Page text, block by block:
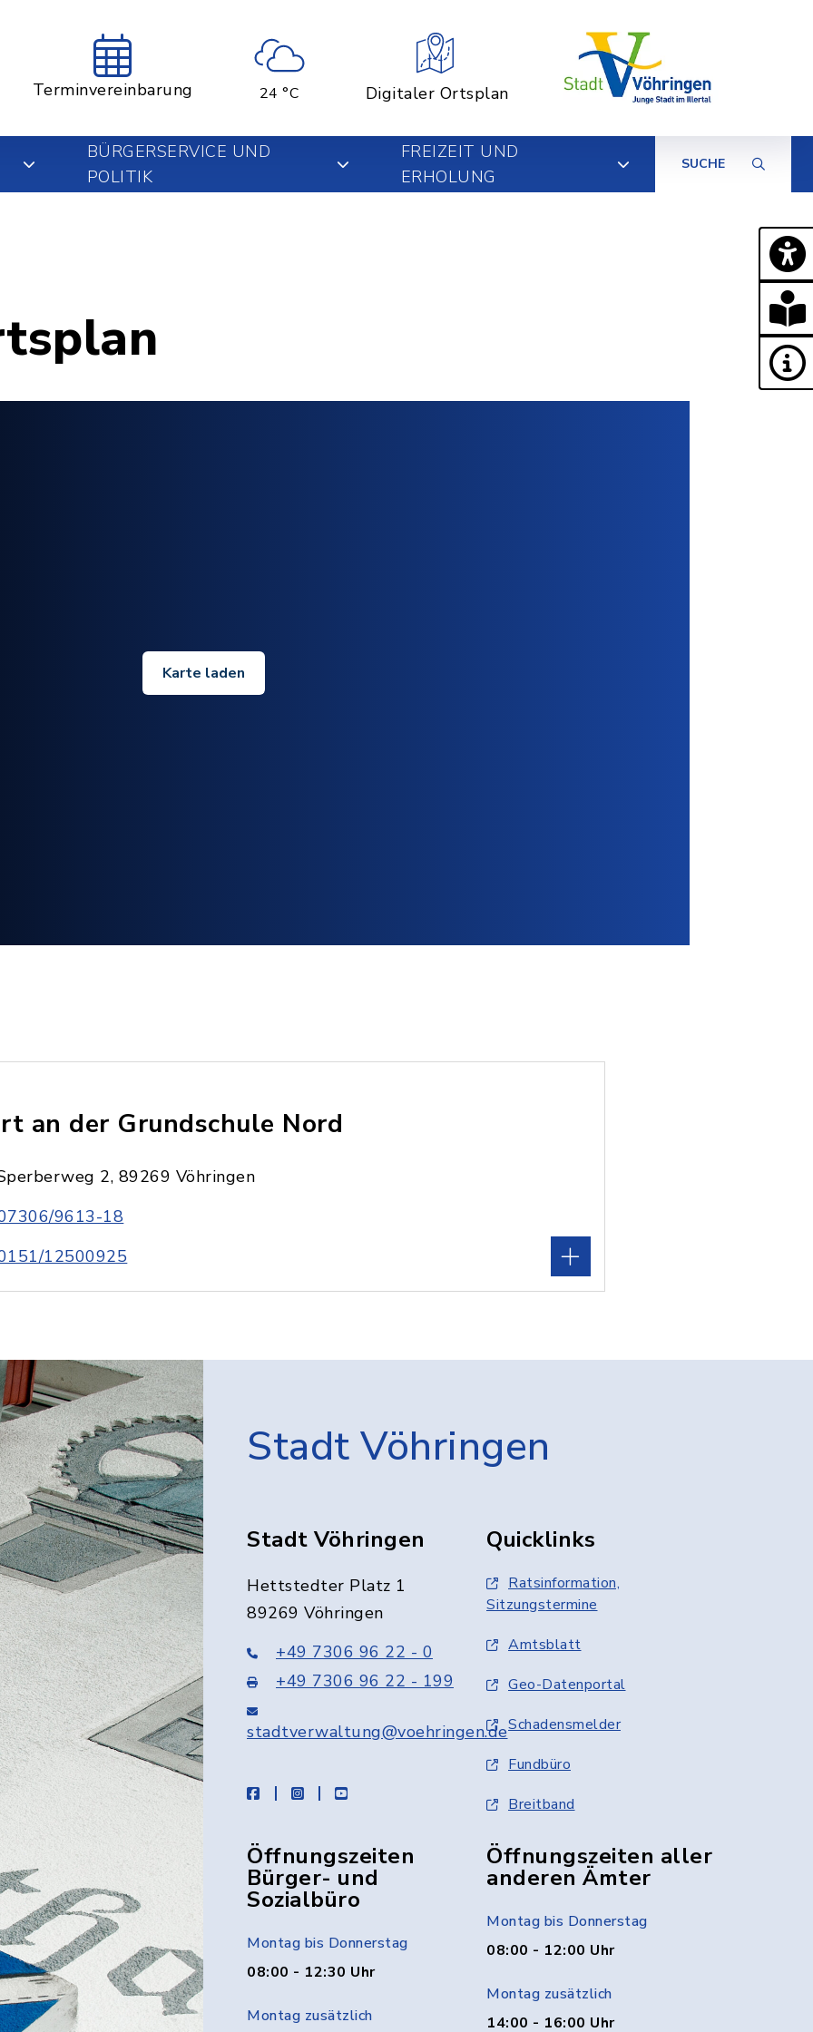
Terminvereinbarung 24 °C Digitaler Ortsplan
BÜRGERSERVICE UND
POLITIK
FREIZEIT UND
ERHOLUNG
SUCHE
Karte laden
an der Grundschule Nord
2, 89269 Vöhringen
9613-18
12500925
Stadt Vöhringen
Stadt Vöhringen
Hettstedter Platz 1
89269 Vöhringen
+49 7306 96 22 - 0
+49 7306 96 22 - 199
stadtverwaltung@voehringen.de
facebookinstagramyoutube
Quicklinks
Ratsinformation,
Sitzungstermine
Amtsblatt
Geo-Datenportal
Schadensmelder
Fundbüro
Breitband
Öffnungszeiten
Bürger- und
Sozialbüro
Montag bis Donnerstag
08:00 - 12:30 Uhr
Montag zusätzlich
Öffnungszeiten aller
anderen Ämter
Montag bis Donnerstag
08:00 - 12:00 Uhr
Montag zusätzlich
14:00 - 16:00 Uhr